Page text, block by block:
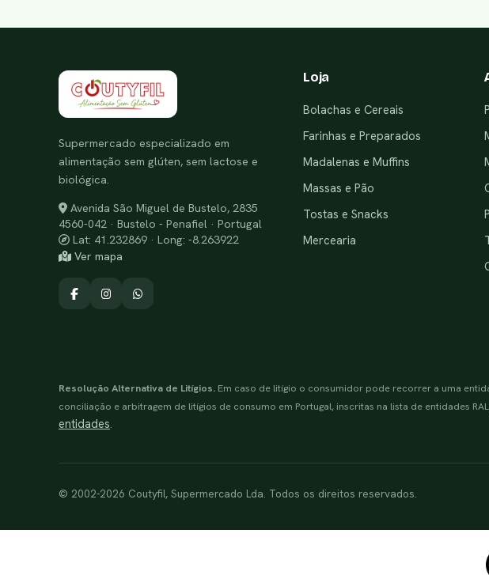
Supermercado especializado em
alimentação sem glúten, sem lactose e
biológica.
Avenida São Miguel de Bustelo, 2835
4560-042 · Bustelo - Penafiel · Portugal
Lat: 41.232869 · Long: -8.263922
Ver mapa
Loja
Bolachas e Cereais
Farinhas e Preparados
Madalenas e Muffins
Massas e Pão
Tostas e Snacks
Mercearia
Resolução Alternativa de Litígios. Em caso de litígio o consumidor pode recorrer a uma
conciliação e arbitragem de litígios de consumo em Portugal, inscritas na lista de entidades
entidades.
© 2002-2026 Coutyfil, Supermercado Lda. Todos os direitos reservados.